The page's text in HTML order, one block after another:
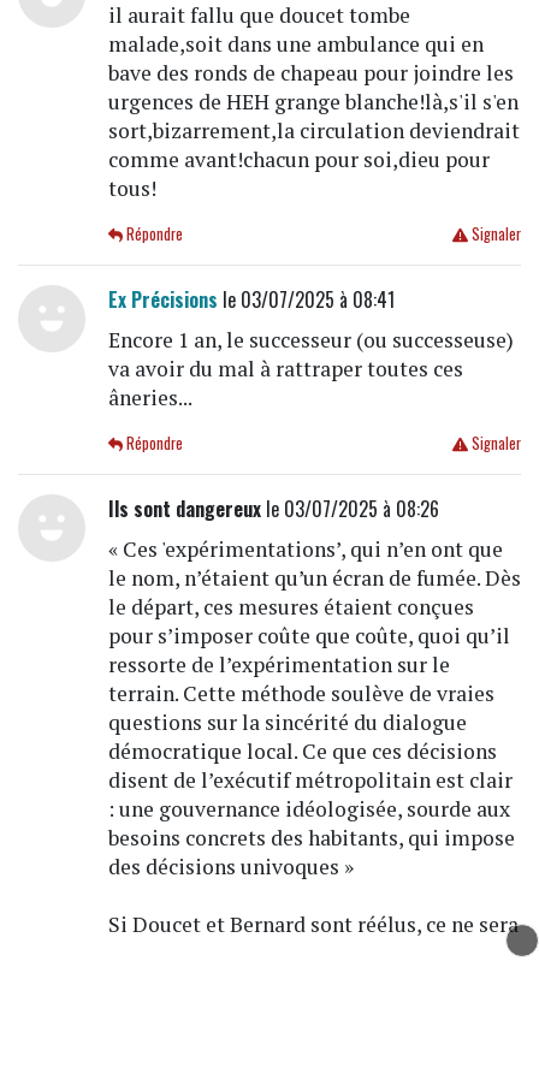
il aurait fallu que doucet tombe
malade,soit dans une ambulance qui en
bave des ronds de chapeau pour joindre les
urgences de HEH grange blanche!là,s'il s'en
sort,bizarrement,la circulation deviendrait
comme avant!chacun pour soi,dieu pour
tous!
Signaler
Répondre
Ex Précisions le 03/07/2025 à 08:41
Encore 1 an, le successeur (ou successeuse)
va avoir du mal à rattraper toutes ces
âneries...
Signaler
Répondre
Ils sont dangereuxle 03/07/2025 à 08:26
« Ces 'expérimentations’, qui n’en ont que
le nom, n’étaient qu’un écran de fumée. Dès
le départ, ces mesures étaient conçues
pour s’imposer coûte que coûte, quoi qu’il
ressorte de l’expérimentation sur le
terrain. Cette méthode soulève de vraies
questions sur la sincérité du dialogue
démocratique local. Ce que ces décisions
disent de l’exécutif métropolitain est clair
: une gouvernance idéologisée, sourde aux
besoins concrets des habitants, qui impose
des décisions univoques »
Si Doucet et Bernard sont réélus, ce ne sera